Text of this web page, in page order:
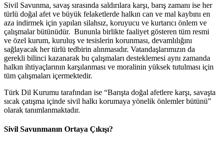
Sivil Savunma, savaş sırasında saldırılara karşı, barış zamanı ise her
türlü doğal afet ve büyük felaketlerde halkın can ve mal kaybını en
aza indirmek için yapılan silahsız, koruyucu ve kurtarıcı önlem ve
çalışmalar bütünüdür. Bununla birlikte faaliyet gösteren tüm resmi
ve özel kurum, kuruluş ve tesislerin korunması, devamlılığını
sağlayacak her türlü tedbirin alınmasıdır. Vatandaşlarımızın da
gerekli bilinci kazanarak bu çalışmaları desteklemesi aynı zamanda
halkın ihtiyaçlarının karşılanması ve moralinin yüksek tutulması için
tüm çalışmaları içermektedir.
Türk Dil Kurumu tarafından ise “Barışta doğal afetlere karşı, savaşta
sıcak çatışma içinde sivil halkı korumaya yönelik önlemler bütünü”
olarak tanımlanmaktadır.
Sivil Savunmanın Ortaya Çıkışı?